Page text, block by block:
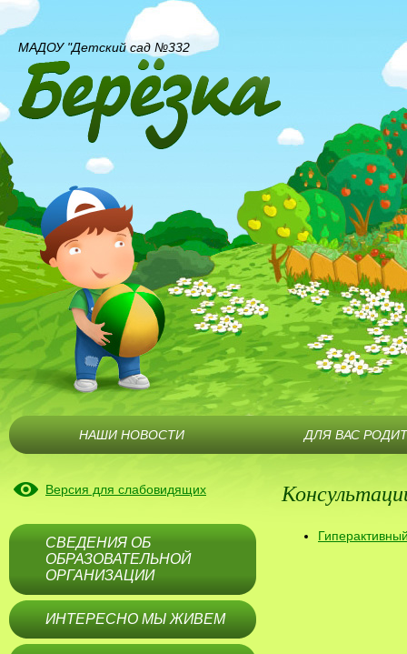
Версия для слабовидящих
СВЕДЕНИЯ ОБ
ОБРАЗОВАТЕЛЬНОЙ
ОРГАНИЗАЦИИ
ИНТЕРЕСНО МЫ ЖИВЕМ
МАДОУ "Детский сад №332
НАШИ НОВОСТИ ДЛЯ ВАС